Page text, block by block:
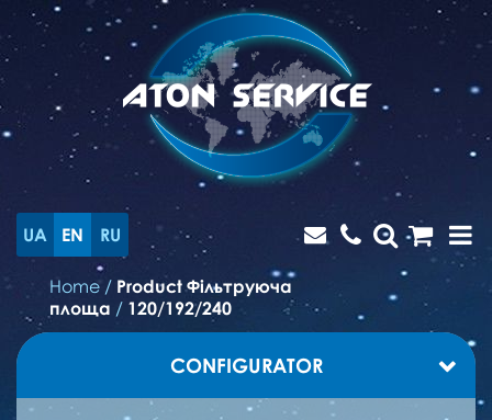
UA EN RU
Home / Product Фільтруюча
площа / 120/192/240
CONFIGURATOR